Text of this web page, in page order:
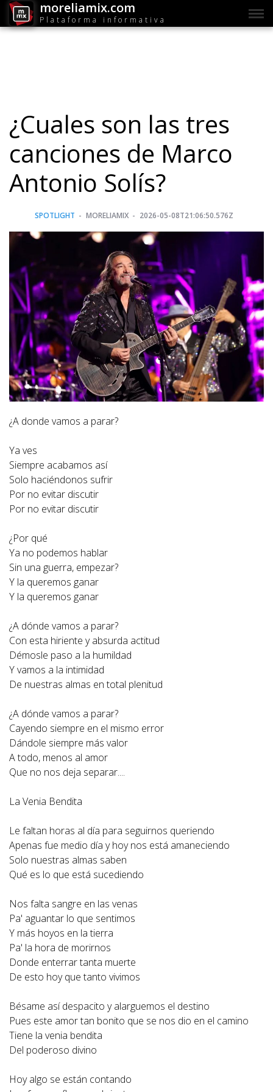
moreliamix.com
Plataforma informativa
¿Cuales son las tres
canciones de Marco
Antonio Solís?
SPOTLIGHT MORELIAMIX 2026-05-08T21:06:50.576Z
¿A donde vamos a parar?
Ya ves
Siempre acabamos así
Solo haciéndonos sufrir
Por no evitar discutir
Por no evitar discutir
¿Por qué
Ya no podemos hablar
Sin una guerra, empezar?
Y la queremos ganar
Y la queremos ganar
¿A dónde vamos a parar?
Con esta hiriente y absurda actitud
Démosle paso a la humildad
Y vamos a la intimidad
De nuestras almas en total plenitud
¿A dónde vamos a parar?
Cayendo siempre en el mismo error
Dándole siempre más valor
A todo, menos al amor
Que no nos deja separar....
La Venia Bendita
Le faltan horas al día para seguirnos queriendo
Apenas fue medio día y hoy nos está amaneciendo
Solo nuestras almas saben
Qué es lo que está sucediendo
Nos falta sangre en las venas
Pa' aguantar lo que sentimos
Y más hoyos en la tierra
Pa' la hora de morirnos
Donde enterrar tanta muerte
De esto hoy que tanto vivimos
Bésame así despacito y alarguemos el destino
Pues este amor tan bonito que se nos dio en el camino
Tiene la venia bendita
Del poderoso divino
Hoy algo se están contando